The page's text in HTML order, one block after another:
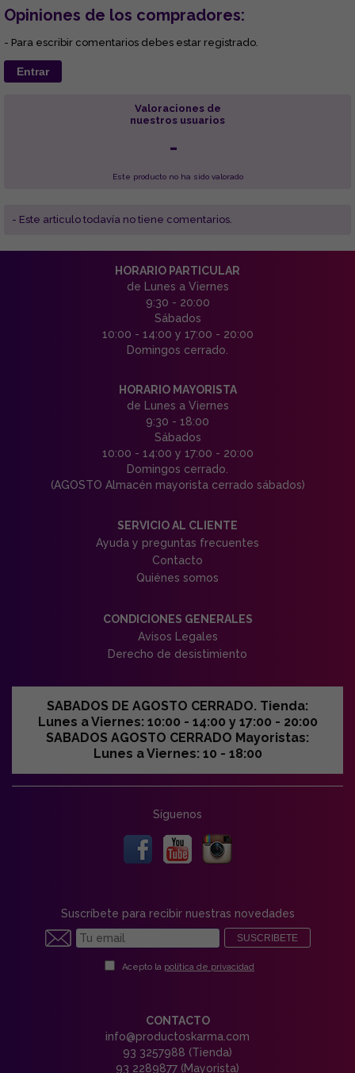
Opiniones de los compradores:
- Para escribir comentarios debes estar registrado.
Entrar
Valoraciones de
nuestros usuarios
-
Este producto no ha sido valorado
- Este articulo todavía no tiene comentarios.
HORARIO PARTICULAR
de Lunes a Viernes
9:30 - 20:00
Sábados
10:00 - 14:00 y 17:00 - 20:00
Domingos cerrado.
HORARIO MAYORISTA
de Lunes a Viernes
9:30 - 18:00
Sábados
10:00 - 14:00 y 17:00 - 20:00
Domingos cerrado.
(AGOSTO Almacén mayorista cerrado sábados)
SERVICIO AL CLIENTE
Ayuda y preguntas frecuentes
Contacto
Quiénes somos
CONDICIONES GENERALES
Avisos Legales
Derecho de desistimiento
SABADOS DE AGOSTO CERRADO. Tienda:
Lunes a Viernes: 10:00 - 14:00 y 17:00 - 20:00
SABADOS AGOSTO CERRADO Mayoristas:
Lunes a Viernes: 10 - 18:00
Síguenos
Suscríbete para recibir nuestras novedades
SUSCRIBETE
Acepto la política de privacidad
CONTACTO
info@productoskarma.com
93 3257988 (Tienda)
93 2289877 (Mayorista)